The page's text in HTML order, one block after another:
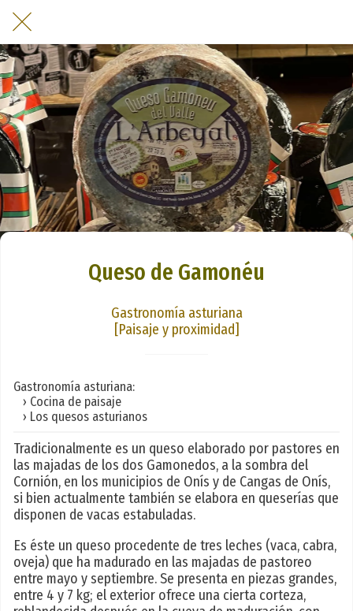
Queso de Gamonéu
Gastronomía asturiana
[Paisaje y proximidad]
Gastronomía asturiana:
› Cocina de paisaje
› Los quesos asturianos
Tradicionalmente es un queso elaborado por pastores en
las majadas de los dos Gamonedos, a la sombra del
Cornión, en los municipios de Onís y de Cangas de Onís,
si bien actualmente también se elabora en queserías que
disponen de vacas estabuladas.
Es éste un queso procedente de tres leches (vaca, cabra,
oveja) que ha madurado en las majadas de pastoreo
entre mayo y septiembre. Se presenta en piezas grandes,
entre 4 y 7 kg; el exterior ofrece una cierta corteza,